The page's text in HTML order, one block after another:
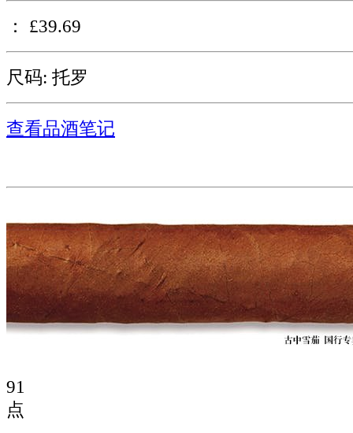
： £39.69
尺码: 托罗
查看品酒笔记
91
点